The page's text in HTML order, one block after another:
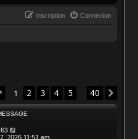
Connexion
Inscription
Page sur40
1 2 3 4 5 40
2026 11:51 am